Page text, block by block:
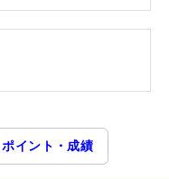
ポイント・成績